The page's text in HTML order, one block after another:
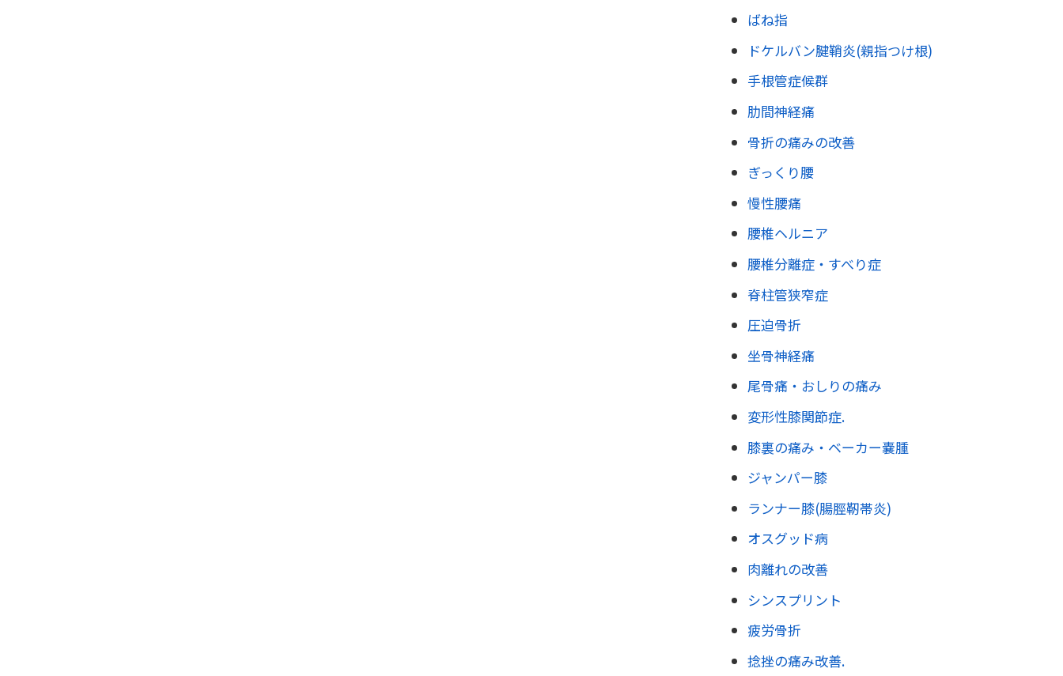
ばね指
ドケルバン腱鞘炎(親指つけ根)
手根管症候群
肋間神経痛
骨折の痛みの改善
ぎっくり腰
慢性腰痛
腰椎ヘルニア
腰椎分離症・すべり症
脊柱管狭窄症
圧迫骨折
坐骨神経痛
尾骨痛・おしりの痛み
変形性膝関節症.
膝裏の痛み・ベーカー嚢腫
ジャンパー膝
ランナー膝(腸脛靭帯炎)
オスグッド病
肉離れの改善
シンスプリント
疲労骨折
捻挫の痛み改善.